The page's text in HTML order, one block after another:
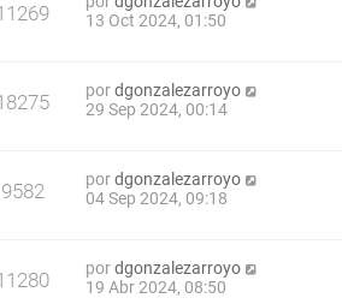
13 Oct 2024, 01:50
pordgonzalezarroyo
29 Sep 2024, 00:14
9582 pordgonzalezarroyo
04 Sep 2024, 09:18
pordgonzalezarroyo
19 Abr 2024, 08:50